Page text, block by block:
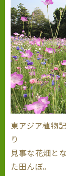
東アジア植物
り
見事な花畑と
た田んぼ。